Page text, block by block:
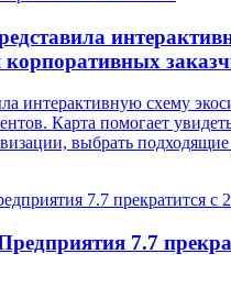
корпоративных
интерактивную схему
Карта помогает
выбрать
7.7